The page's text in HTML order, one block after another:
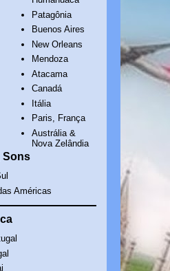
Patagônia
Buenos Aires
New Orleans
Mendoza
Atacama
Canadá
Itália
Paris, França
Austrália &
Nova Zelândia
Sons
Américas